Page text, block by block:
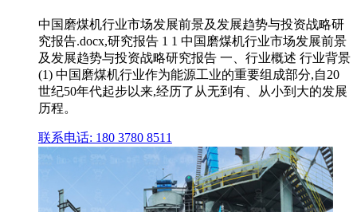
中国磨煤机行业市场发展前景及发展趋势与投资战略研
究报告.docx,研究报告 1 1 中国磨煤机行业市场发展前景
及发展趋势与投资战略研究报告 一、行业概述 行业背景
(1) 中国磨煤机行业作为能源工业的重要组成部分,自20
世纪50年代起步以来,经历了从无到有、从小到大的发展
历程。
联系电话: 180 3780 8511